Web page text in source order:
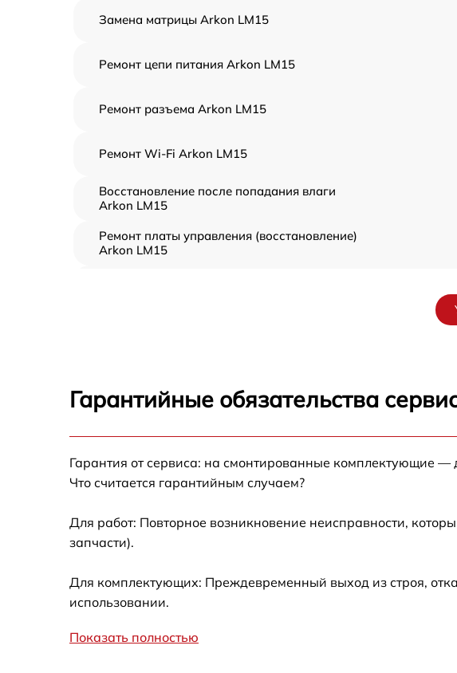
Замена матрицы Arkon LM15
Ремонт цепи питания Arkon LM15
Ремонт разъема Arkon LM15
Ремонт Wi-Fi Arkon LM15
Восстановление после попадания влаги
Arkon LM15
Ремонт платы управления (восстановление)
Arkon LM15
Замена процессора Arkon LM15
Замена микросхемы усилителя Arkon LM15
Замена микросхемы логики Arkon LM15
Гарантийные обязательства
Гарантия от сервиса: на смонтированные комплектующие —
Что считается гарантийным случаем?
Для работ: Повторное возникновение неисправности,
запчасти).
Для комплектующих: Преждевременный выход из строя,
использовании.
Показать полностью